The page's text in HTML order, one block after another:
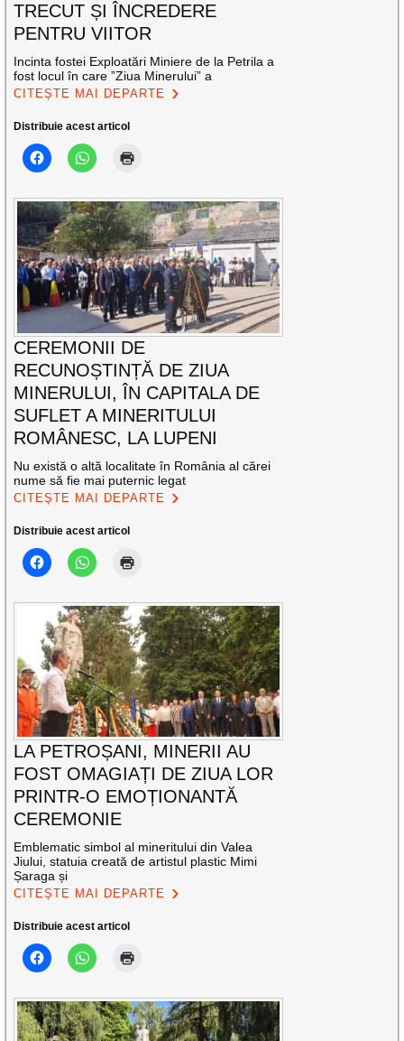
TRECUT ȘI ÎNCREDERE
PENTRU VIITOR
Incinta fostei Exploatări Miniere de la Petrila a
fost locul în care ”Ziua Minerului” a
CITEȘTE MAI DEPARTE
Distribuie acest articol
CEREMONII DE
RECUNOȘTINȚĂ DE ZIUA
MINERULUI, ÎN CAPITALA DE
SUFLET A MINERITULUI
ROMÂNESC, LA LUPENI
Nu există o altă localitate în România al cărei
nume să fie mai puternic legat
CITEȘTE MAI DEPARTE
Distribuie acest articol
LA PETROȘANI, MINERII AU
FOST OMAGIAȚI DE ZIUA LOR
PRINTR-O EMOȚIONANTĂ
CEREMONIE
Emblematic simbol al mineritului din Valea
Jiului, statuia creată de artistul plastic Mimi
Șaraga și
CITEȘTE MAI DEPARTE
Distribuie acest articol